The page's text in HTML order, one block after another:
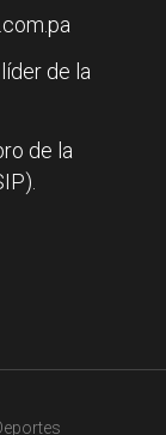
de la
de la